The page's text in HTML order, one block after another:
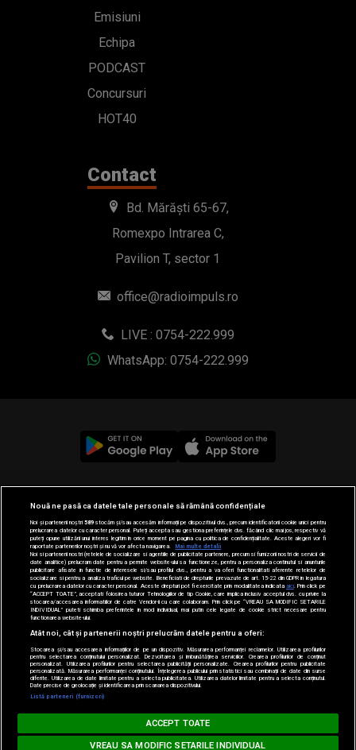
Emisiuni
Echipa
PODCAST
Concursuri
HOT40
Contact
Bd. Mărăști 65-67,
Romexpo Intrarea C,
Pavilion T, sector 1
office@radioimpuls.ro
LIVE : 0754-222.999
WhatsApp: 0754-222.999
© 2019-2026 DOGAN MEDIA INTERNATIONAL SA, Toate
drepturile rezervate.
MUSIC NON STOP
ALEX WARREN - Ordinary
Nouă ne pasă ca datele tale personale să rămână confidențiale
Noi și partenerii noștri589stocăm și/sau accesăm informații pe dispozitivul dvs., precum identificatorii cookie unici pentru
prelucrarea datelor cu caracter personal. Puteți accepta sau gestiona preferințele dvs. făcând clic mai jos, respectiv vă
puteți opune utilizării unui interes legitim în orice moment pe pagina cu politica de confidențialitate. Aceste alegeri vor fi
raportate partenerilor noștri și nu vă vor afecta navigarea.
Mai multe detalii
Noi si partenerii nostri (retelele de socializare si agentiile de publicitate partenere, precum si furnizorii nostri de servicii de
date analitice) prelucram date pentru a permite website-ului sa functioneze, pentru a personaliza continutul si anunturile
publicitare afisate in functie de interesele si/sau profilul dvs., pentru a va oferi functionalitati aferente retelelor de
socializare si pentru a analiza traficul pe website. Beneficiati de drepturile prevazute de art. 15-22 din GDPR in legatura
cu prelucrarea datelor cu caracter personal. Aceste drepturi pot fi exercitate prin modalitatea indicataaici . Prin click pe
“ACCEPT TOATE”, acceptati folosirea tuturor Tehnologiilor de tip Cookie, care implica inclusiv acceptul dvs. cu privire la
stocarea/accesarea informatiilor de catre Vendor-ii cu care colaboram. Prin click pe “VREAU SA MODIFIC SETARILE
INDIVIDUAL” puteti schimba preferintele in mod individual, mai putin cele legate de cookie strict necesare pentru
functionarea website-ului.
Atât noi, cât și partenerii noștri prelucrăm datele pentru a oferi:
Stocarea și/sau accesarea informațiilor de pe un dispozitiv. Măsurarea performanței reclamelor. Utilizarea profilurilor
pentru selectarea conținutului personalizat. Dezvoltarea și îmbunătățirea serviciilor. Crearea profilurilor de conținut
personalizat. Utilizarea profilurilor pentru selectarea publicității personalizate. Crearea profilurilor pentru publicitate
personalizată. Măsurarea performanței conținutului. Înțelegerea publicului prin statistici sau combinații de date din surse
diferite. Utilizarea de date limitate pentru a selecta publicitatea. Utilizarea datelor limitate pentru a selecta conținutul.
Date precise de geolocație și identificarea prin scanarea dispozitivului.
Listă parteneri (furnizori)
ACCEPT TOATE
VREAU SA MODIFIC SETARILE INDIVIDUAL